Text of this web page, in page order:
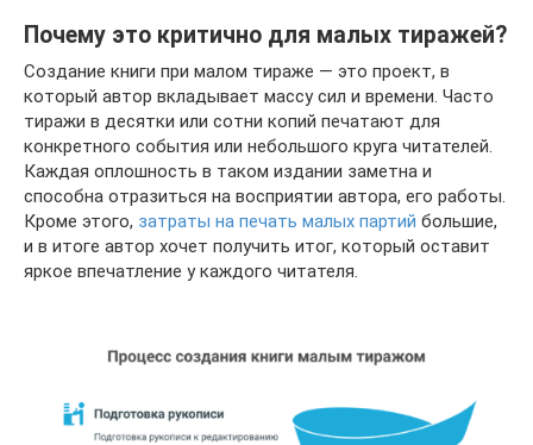
Почему это критично для малых тиражей?
Создание книги при малом тираже — это проект, в
который автор вкладывает массу сил и времени. Часто
тиражи в десятки или сотни копий печатают для
конкретного события или небольшого круга читателей.
Каждая оплошность в таком издании заметна и
способна отразиться на восприятии автора, его работы.
Кроме этого, затраты на печать малых партий большие,
и в итоге автор хочет получить итог, который оставит
яркое впечатление у каждого читателя.